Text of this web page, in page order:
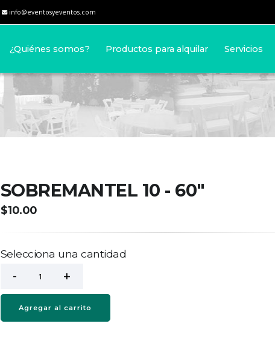
info@eventosyeventos.com
¿Quiénes somos? Productos para alquilar Servicios
SOBREMANTEL 10 - 60"
$10.00
Selecciona una cantidad
Agregar al carrito